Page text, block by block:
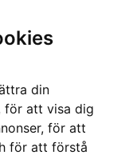
din
för att visa dig
för att
för att förstå
OUIJA BORD